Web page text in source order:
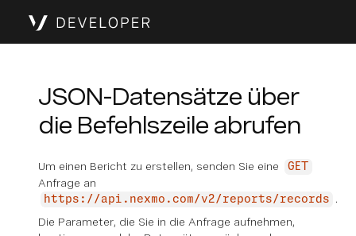
JSON-Datensätze über
die Befehlszeile abrufen
Um einen Bericht zu erstellen, senden Sie eine GET
Anfrage an
https://api.nexmo.com/v2/reports/records
.
Die Parameter, die Sie in die Anfrage aufnehmen,